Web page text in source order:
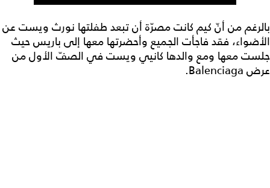
بالرغم من أنّ كيم كانت مصرّة أن تبعد طفلتها نورث ويست عن
الأضواء، فقد فاجأت الجميع وأحضرتها معها إلى باريس حيث
جلست معها ومع والدها كانيي ويست في الصفّ الأول من
عرض Balenciaga.